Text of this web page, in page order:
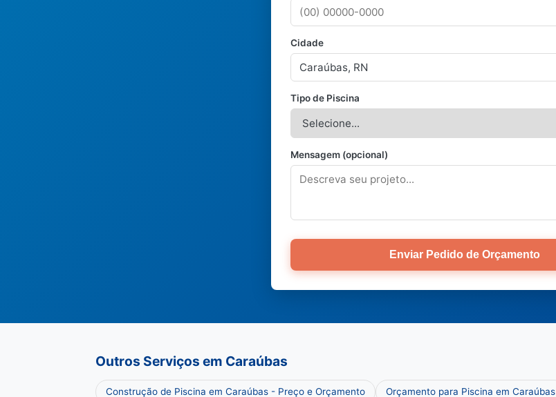
Cidade
Tipo de Piscina
Mensagem (opcional)
Enviar Pedido de Orçamento
Outros Serviços em Caraúbas
Construção de Piscina em Caraúbas - Preço e Orçamento Orçamento para Piscina em Caraúbas